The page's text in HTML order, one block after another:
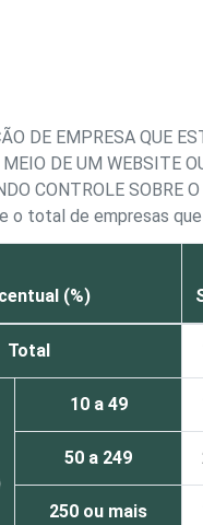
DE EMPRESA QUE
DE UM WEBSITE
CONTROLE SOBRE
o total de empresas
(%)
Total
10 a 49
50 a 249
250 ou mais